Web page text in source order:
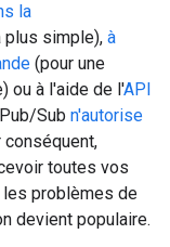
la
plus simple), à
(pour une
ou à l'aide de l'API
Sub n'autorise
conséquent,
toutes vos
problèmes de
devient populaire.